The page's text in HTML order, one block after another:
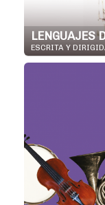
LENGUAJES
ESCRITA Y